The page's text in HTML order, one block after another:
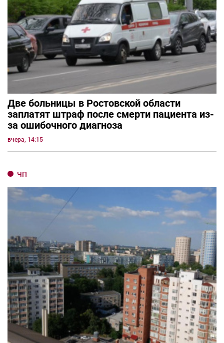
Две больницы в Ростовской области
заплатят штраф после смерти пациента из-
за ошибочного диагноза
вчера, 14:15
ЧП